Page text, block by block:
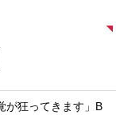
が狂ってきます」B